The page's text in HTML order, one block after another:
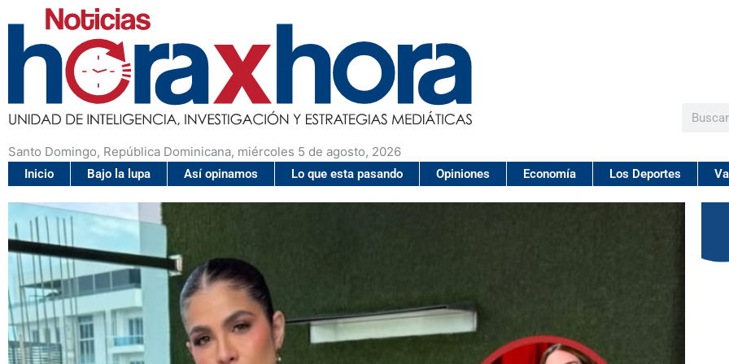
Santo Domingo, República Dominicana, miércoles 5 de agosto, 2026
Buscar
Inicio Bajo la lupa Así opinamos Lo que esta pasando Opiniones Economía Los Deportes